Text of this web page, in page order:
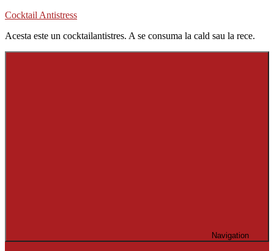
Skip
content
Cocktail Antistress
Acesta este un cocktailantistres. A se consuma la cald sau la rece.
Navigation